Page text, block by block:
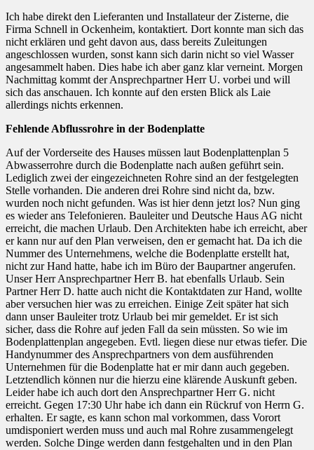
Ich habe direkt den Lieferanten und Installateur der Zisterne, die
Firma Schnell in Ockenheim, kontaktiert. Dort konnte man sich das
nicht erklären und geht davon aus, dass bereits Zuleitungen
angeschlossen wurden, sonst kann sich darin nicht so viel Wasser
angesammelt haben. Dies habe ich aber ganz klar verneint. Morgen
Nachmittag kommt der Ansprechpartner Herr U. vorbei und will
sich das anschauen. Ich konnte auf den ersten Blick als Laie
allerdings nichts erkennen.
Fehlende Abflussrohre in der Bodenplatte
Auf der Vorderseite des Hauses müssen laut Bodenplattenplan 5
Abwasserrohre durch die Bodenplatte nach außen geführt sein.
Lediglich zwei der eingezeichneten Rohre sind an der festgelegten
Stelle vorhanden. Die anderen drei Rohre sind nicht da, bzw.
wurden noch nicht gefunden. Was ist hier denn jetzt los? Nun ging
es wieder ans Telefonieren. Bauleiter und Deutsche Haus AG nicht
erreicht, die machen Urlaub. Den Architekten habe ich erreicht, aber
er kann nur auf den Plan verweisen, den er gemacht hat. Da ich die
Nummer des Unternehmens, welche die Bodenplatte erstellt hat,
nicht zur Hand hatte, habe ich im Büro der Baupartner angerufen.
Unser Herr Ansprechpartner Herr B. hat ebenfalls Urlaub. Sein
Partner Herr D. hatte auch nicht die Kontaktdaten zur Hand, wollte
aber versuchen hier was zu erreichen. Einige Zeit später hat sich
dann unser Bauleiter trotz Urlaub bei mir gemeldet. Er ist sich
sicher, dass die Rohre auf jeden Fall da sein müssten. So wie im
Bodenplattenplan angegeben. Evtl. liegen diese nur etwas tiefer. Die
Handynummer des Ansprechpartners von dem ausführenden
Unternehmen für die Bodenplatte hat er mir dann auch gegeben.
Letztendlich können nur die hierzu eine klärende Auskunft geben.
Leider habe ich auch dort den Ansprechpartner Herr G. nicht
erreicht. Gegen 17:30 Uhr habe ich dann ein Rückruf von Herrn G.
erhalten. Er sagte, es kann schon mal vorkommen, dass Vorort
umdisponiert werden muss und auch mal Rohre zusammengelegt
werden. Solche Dinge werden dann festgehalten und in den Plan